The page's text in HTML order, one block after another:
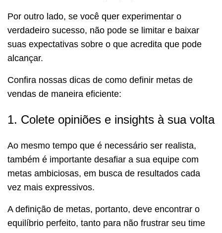
Por outro lado, se você quer experimentar o
verdadeiro sucesso, não pode se limitar e baixar
suas expectativas sobre o que acredita que pode
alcançar.
Confira nossas dicas de como definir metas de
vendas de maneira eficiente:
1. Colete opiniões e insights à sua volta
Ao mesmo tempo que é necessário ser realista,
também é importante desafiar a sua equipe com
metas ambiciosas, em busca de resultados cada
vez mais expressivos.
A definição de metas, portanto, deve encontrar o
equilíbrio perfeito, tanto para não frustrar seu time